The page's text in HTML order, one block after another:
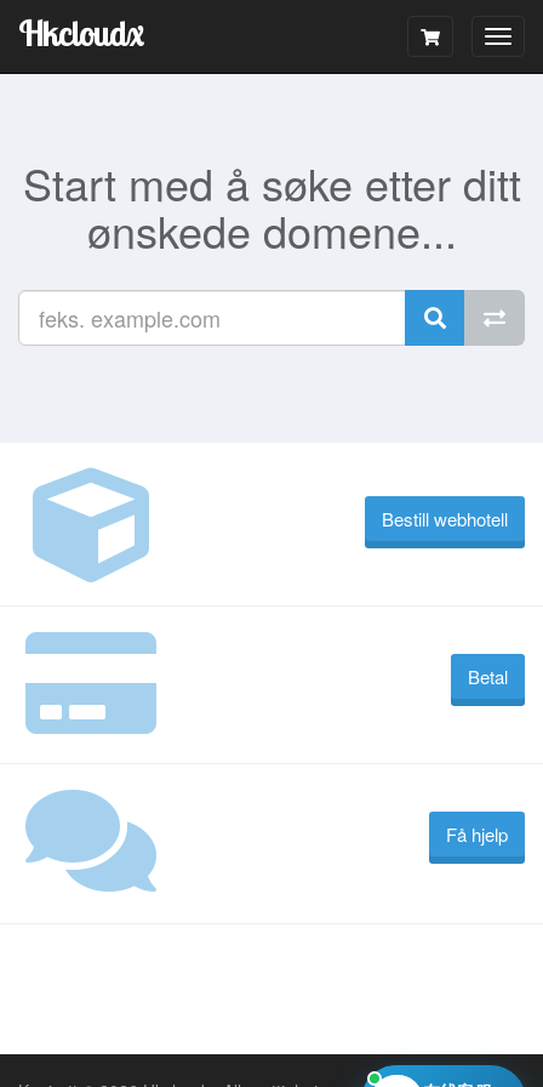
Hkcloudx
Start med å søke etter ditt
ønskede domene...
Bestill webhotell
Betal
Få hjelp